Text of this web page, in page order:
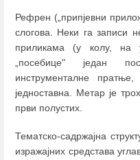
Рефрен („припјевни
слогова. Неки га записи
приликама (у колу, на
„посебице" један
инструменталне
једноставна. Метар је
први полустих.
Тематско-садржајна
изражајних средстава